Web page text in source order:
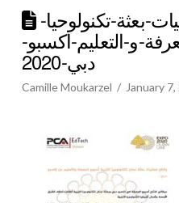
وقائع-و-اخبار-فعاليات-بعثة-تكنولوحيا-
و-التعليم-اكسبو-
دبي-2020
Camille Moukarzel January